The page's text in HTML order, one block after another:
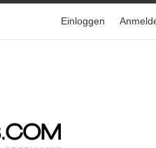
Einloggen